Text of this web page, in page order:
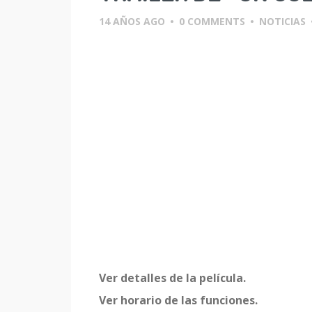
14 AÑOS AGO • 0 COMMENTS • NOTICIAS
Ver detalles de la película.
Ver horario de las funciones.